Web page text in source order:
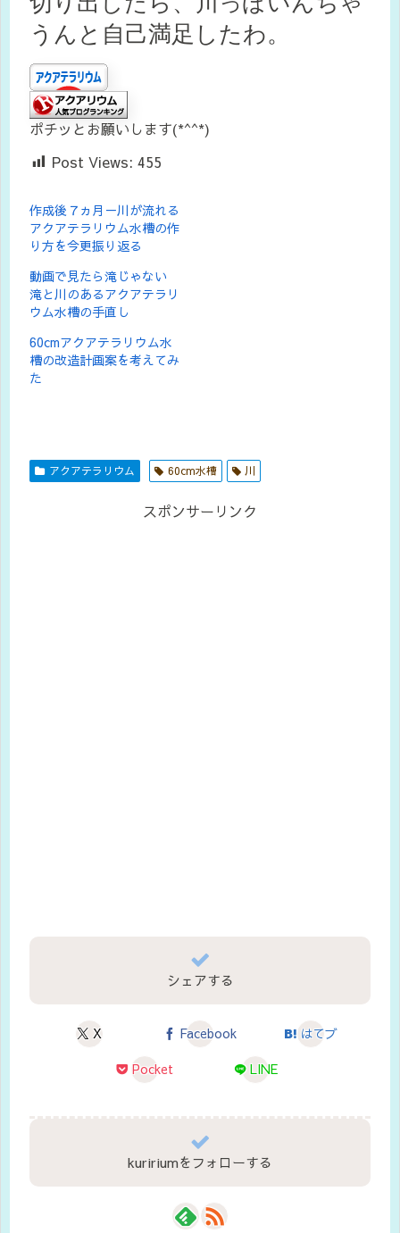
うんと自己満足したわ。
ポチッとお願いします(*^^*)
Post Views: 455
作成後７ヵ月－川が流れる
アクアテラリウム水槽の作
り方を今更振り返る
動画で見たら滝じゃない
滝と川のあるアクアテラリ
ウム水槽の手直し
60cmアクアテラリウム水
槽の改造計画案を考えてみ
た
アクアテラリウム 60cm水槽 川
スポンサーリンク
シェアする
X Facebook
はてブ
Pocket
LINE
kuririumをフォローする